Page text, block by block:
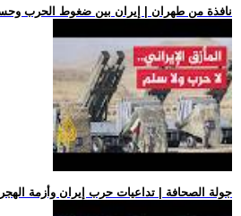
.. نافذة من طهران | إيران بين ضغوط الحرب
.. جولة الصحافة | تداعيات حرب إيران وأزمة